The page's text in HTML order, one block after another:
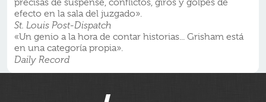
precisas de suspense, conflictos, giros y golpes de
efecto en la sala del juzgado».
St. Louis Post-Dispatch
«Un genio a la hora de contar historias... Grisham está
en una categoría propia».
Daily Record